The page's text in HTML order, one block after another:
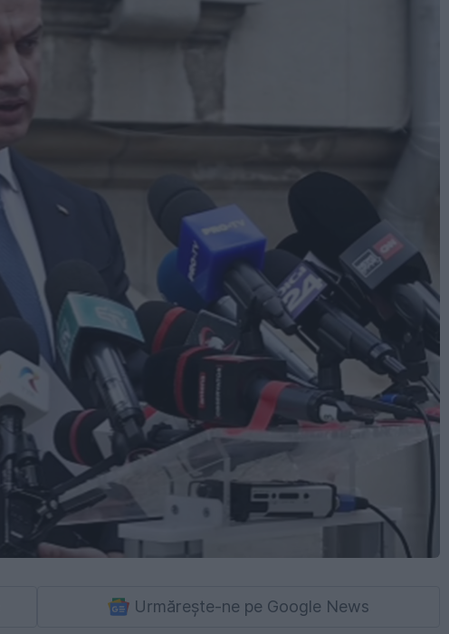
Urmărește-ne pe Google News